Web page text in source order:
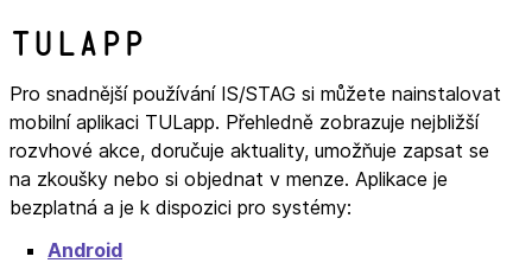
TULapp
Pro snadnější používání IS/STAG si můžete nainstalovat
mobilní aplikaci TULapp. Přehledně zobrazuje nejbližší
rozvhové akce, doručuje aktuality, umožňuje zapsat se
na zkoušky nebo si objednat v menze. Aplikace je
bezplatná a je k dispozici pro systémy:
Android